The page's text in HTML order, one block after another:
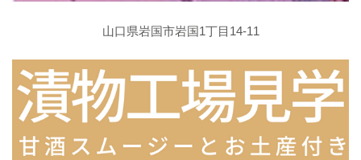
山口県岩国市岩国1丁目14-11